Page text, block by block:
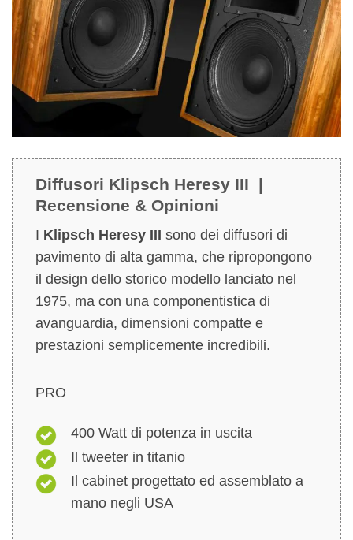
Diffusori Klipsch Heresy III |
Recensione & Opinioni
I Klipsch Heresy III sono dei diffusori di
pavimento di alta gamma, che ripropongono
il design dello storico modello lanciato nel
1975, ma con una componentistica di
avanguardia, dimensioni compatte e
prestazioni semplicemente incredibili.
PRO
400 Watt di potenza in uscita
Il tweeter in titanio
Il cabinet progettato ed assemblato a
mano negli USA